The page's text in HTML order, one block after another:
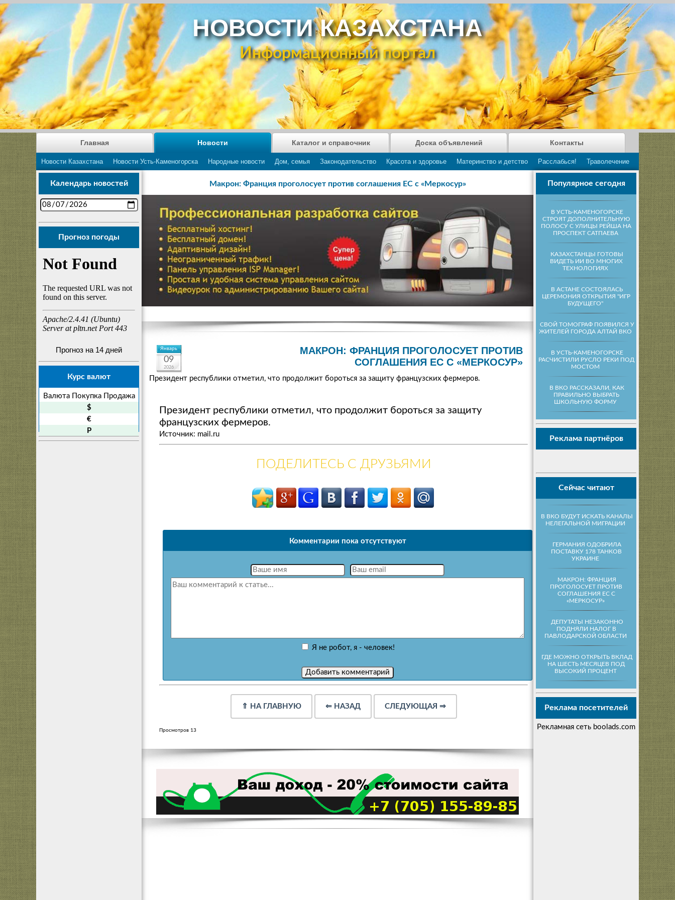
НОВОСТИ КАЗАХСТАНА
Информационный портал
Главная Новости
Новости Казахстана Новости Усть-Каменогорска Народные новости Дом, семья Законодательство Красота и здоровье Материнство и детство Расслабься! Траволечение
Каталог и справочник Доска объявлений Контакты
Популярное сегодня
В УСТЬ-КАМЕНОГОРСКЕ
СТРОЯТ ДОПОЛНИТЕЛЬНУЮ
ПОЛОСУ С УЛИЦЫ РЕЙША НА
ПРОСПЕКТ САТПАЕВА
КАЗАХСТАНЦЫ ГОТОВЫ
ВИДЕТЬ ИИ ВО МНОГИХ
ТЕХНОЛОГИЯХ
В АСТАНЕ СОСТОЯЛАСЬ
ЦЕРЕМОНИЯ ОТКРЫТИЯ "ИГР
БУДУЩЕГО"
СВОЙ ТОМОГРАФ ПОЯВИЛСЯ У
ЖИТЕЛЕЙ ГОРОДА АЛТАЙ ВКО
В УСТЬ-КАМЕНОГОРСКЕ
РАСЧИСТИЛИ РУСЛО РЕКИ ПОД
МОСТОМ
В ВКО РАССКАЗАЛИ, КАК
ПРАВИЛЬНО ВЫБРАТЬ
ШКОЛЬНУЮ ФОРМУ
Реклама партнёров
Сейчас читают
В ВКО БУДУТ ИСКАТЬ КАНАЛЫ
НЕЛЕГАЛЬНОЙ МИГРАЦИИ
ГЕРМАНИЯ ОДОБРИЛА
ПОСТАВКУ 178 ТАНКОВ
УКРАИНЕ
МАКРОН: ФРАНЦИЯ
ПРОГОЛОСУЕТ ПРОТИВ
СОГЛАШЕНИЯ ЕС С
«МЕРКОСУР»
ДЕПУТАТЫ НЕЗАКОННО
ПОДНЯЛИ НАЛОГ В
ПАВЛОДАРСКОЙ ОБЛАСТИ
ГДЕ МОЖНО ОТКРЫТЬ ВКЛАД
НА ШЕСТЬ МЕСЯЦЕВ ПОД
ВЫСОКИЙ ПРОЦЕНТ
Реклама посетителей
Рекламная сеть boolads.com
Календарь новостей
Прогноз погоды
Прогноз на 14 дней
Курс валют
Валюта Покупка
Продажа
$
€
P
Макрон: Франция проголосует против соглашения ЕС с «Меркосур»
Январь
09
2026
МАКРОН: ФРАНЦИЯ ПРОГОЛОСУЕТ ПРОТИВ
СОГЛАШЕНИЯ ЕС С «МЕРКОСУР»
Президент республики отметил, что продолжит бороться за защиту французских фермеров.
Президент республики отметил, что продолжит бороться за защиту
французских фермеров.
Источник: mail.ru
ПОДЕЛИТЕСЬ С ДРУЗЬЯМИ
Комментарии пока отсутствуют
Я не робот, я - человек!
⇑ НА ГЛАВНУЮ ⇐ НАЗАД СЛЕДУЮЩАЯ ⇒
Просмотров 13